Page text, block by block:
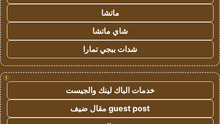
ماتشا
شاي ماتشا
شدات ببجي تمارا
!
خدمات الباك لينك والجيست
guest post مقال ضيف